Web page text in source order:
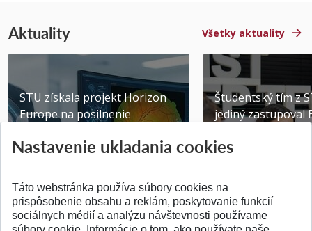
Aktuality Všetky aktuality
STU získala projekt Horizon
Europe na posilnenie
Publikované 31.07.2026
Študentský tím z
jediný zastupoval
Publikované
Nastavenie ukladania cookies
Táto webstránka používa súbory cookies na
prispôsobenie obsahu a reklám, poskytovanie funkcií
sociálnych médií a analýzu návštevnosti používame